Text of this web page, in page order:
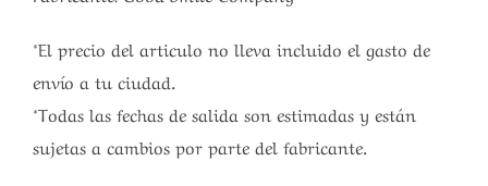
*El precio del articulo no lleva incluido el gasto de
envío a tu ciudad.
*Todas las fechas de salida son estimadas y están
sujetas a cambios por parte del fabricante.